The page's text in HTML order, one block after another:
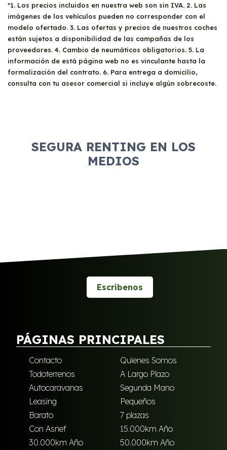
*1. Los precios incluidos en nuestra web son sin IVA. 2. Las
imágenes de los vehículos pueden no corresponder con el
modelo ofertado. 3. Las ofertas y precios de nuestros coches
están sujetos a disponibilidad de las campañas de los
proveedores. 4. Cambio de neumáticos obligatorios. 5. La
información de está página web no es vinculante hasta la
formalización del contrato. 6. Para entrega a domicilio,
consulta con tu asesor comercial si incluye algún sobrecoste.
SEGURA RENTING EN LOS
MEDIOS
Escríbenos
PÁGINAS PRINCIPALES
Contacto
Quienes Somos
Todoterrenos
A Largo Plazo
Autocaravanas
Segunda Mano
Leasing
Pequeños
Barato
7 plazas
Con Asnef
15.000km Año
30.000km Año
50.000km Año